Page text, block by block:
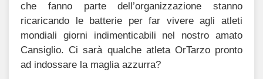
che fanno parte dell’organizzazione stanno
ricaricando le batterie per far vivere agli atleti
mondiali giorni indimenticabili nel nostro amato
Cansiglio. Ci sarà qualche atleta OrTarzo pronto
ad indossare la maglia azzurra?